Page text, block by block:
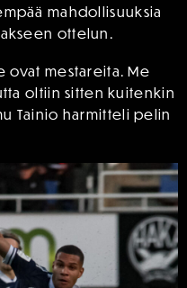
mahdollisuuksia
ottelun.
ovat mestareita. Me
oltiin sitten kuitenkin
Tainio harmitteli pelin